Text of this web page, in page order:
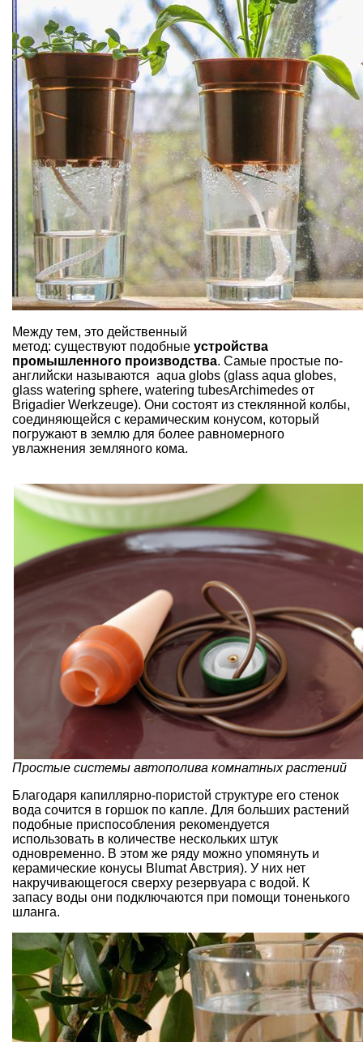
Между тем, это действенный
метод: существуют подобные устройства
промышленного производства. Самые простые по-
английски называются aqua globs (glass aqua globes,
glass watering sphere, watering tubesArchimedes от
Brigadier Werkzeuge). Они состоят из стеклянной колбы,
соединяющейся с керамическим конусом, который
погружают в землю для более равномерного
увлажнения земляного кома.
Простые системы автополива комнатных растений
Благодаря капиллярно-пористой структуре его стенок
вода сочится в горшок по капле. Для больших растений
подобные приспособления рекомендуется
использовать в количестве нескольких штук
одновременно. В этом же ряду можно упомянуть и
керамические конусы Blumat Австрия). У них нет
накручивающегося сверху резервуара с водой. К
запасу воды они подключаются при помощи тоненького
шланга.